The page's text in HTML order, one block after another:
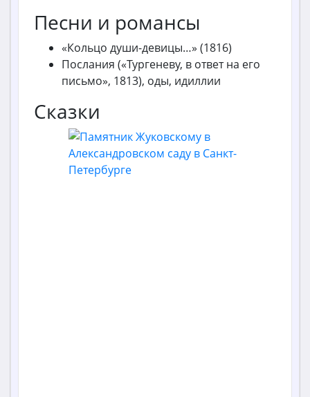
Песни и романсы
«Кольцо души-девицы…» (1816)
Послания («Тургеневу, в ответ на его
письмо», 1813), оды, идиллии
Сказки